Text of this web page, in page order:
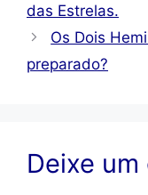
das Estrelas.
Os Dois
preparado?
Deixe